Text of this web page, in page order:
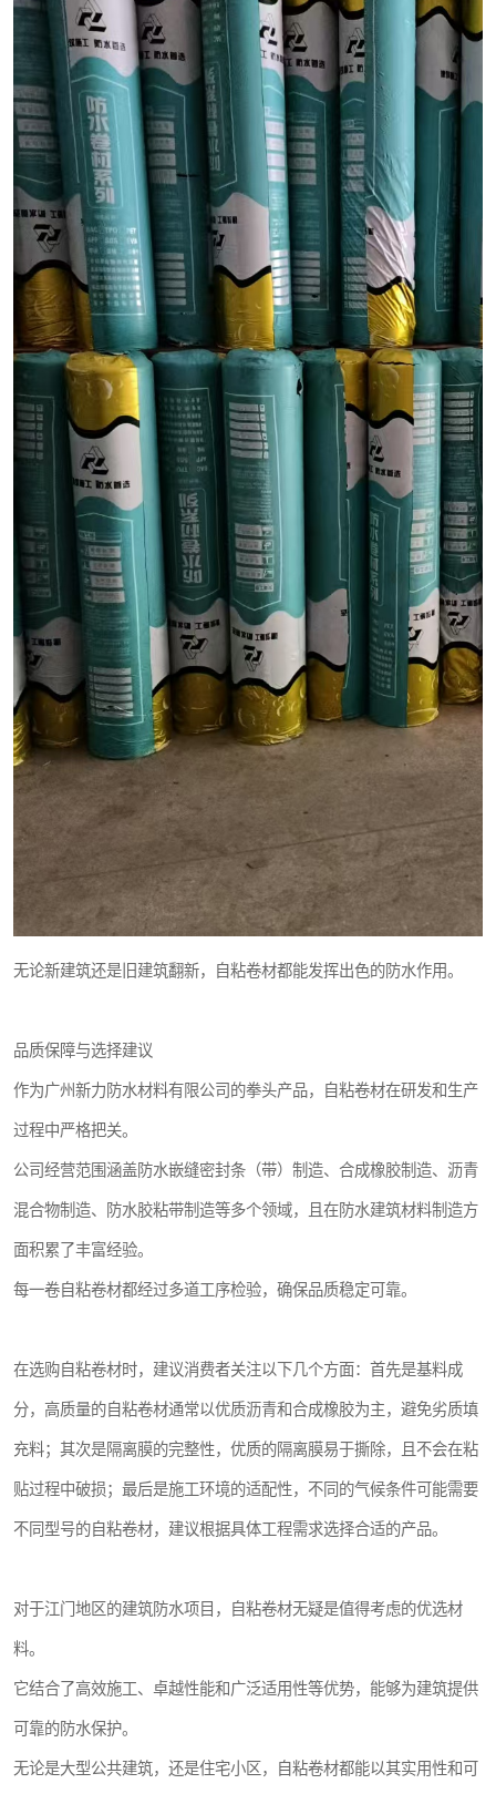
无论新建筑还是旧建筑翻新，自粘卷材都能发挥出色的防水作用。
品质保障与选择建议
作为广州新力防水材料有限公司的拳头产品，自粘卷材在研发和生产
过程中严格把关。
公司经营范围涵盖防水嵌缝密封条（带）制造、合成橡胶制造、沥青
混合物制造、防水胶粘带制造等多个领域，且在防水建筑材料制造方
面积累了丰富经验。
每一卷自粘卷材都经过多道工序检验，确保品质稳定可靠。
在选购自粘卷材时，建议消费者关注以下几个方面：首先是基料成
分，高质量的自粘卷材通常以优质沥青和合成橡胶为主，避免劣质填
充料；其次是隔离膜的完整性，优质的隔离膜易于撕除，且不会在粘
贴过程中破损；最后是施工环境的适配性，不同的气候条件可能需要
不同型号的自粘卷材，建议根据具体工程需求选择合适的产品。
对于江门地区的建筑防水项目，自粘卷材无疑是值得考虑的优选材
料。
它结合了高效施工、卓越性能和广泛适用性等优势，能够为建筑提供
可靠的防水保护。
无论是大型公共建筑，还是住宅小区，自粘卷材都能以其实用性和可